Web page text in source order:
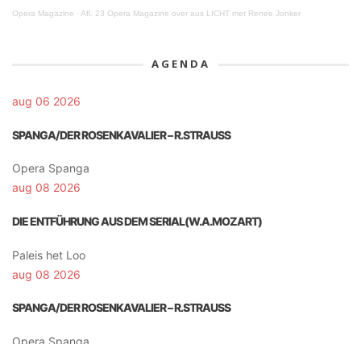
Opera Magazine · Afl. 23 Opera Magazine over aus LICHT met Renee Jonker
AGENDA
aug 06 2026
SPANGA/DER ROSENKAVALIER – R.STRAUSS
Opera Spanga
aug 08 2026
DIE ENTFÜHRUNG AUS DEM SERIAL(W.A.MOZART)
Paleis het Loo
aug 08 2026
SPANGA/DER ROSENKAVALIER – R.STRAUSS
Opera Spanga